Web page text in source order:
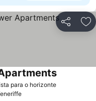
Partilhar
para o horizonte